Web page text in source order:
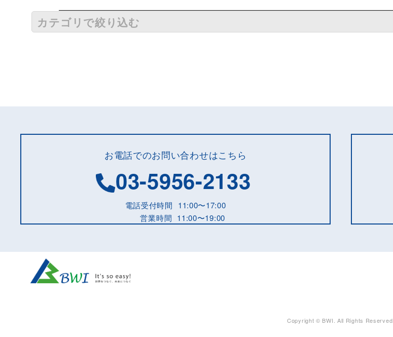
カテゴリで絞り込む
中華圏
オーストラリア
アメリカ
お電話でのお問い合わせはこちら
03-5956-2133
電話受付時間
11:00〜17:00
営業時間 11:00〜19:00
Copyright © BWI. All Rights Reserved.